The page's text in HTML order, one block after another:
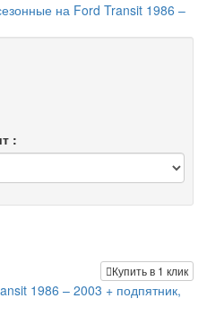
на Ford Transit 1986 –
:
Купить в 1 клик